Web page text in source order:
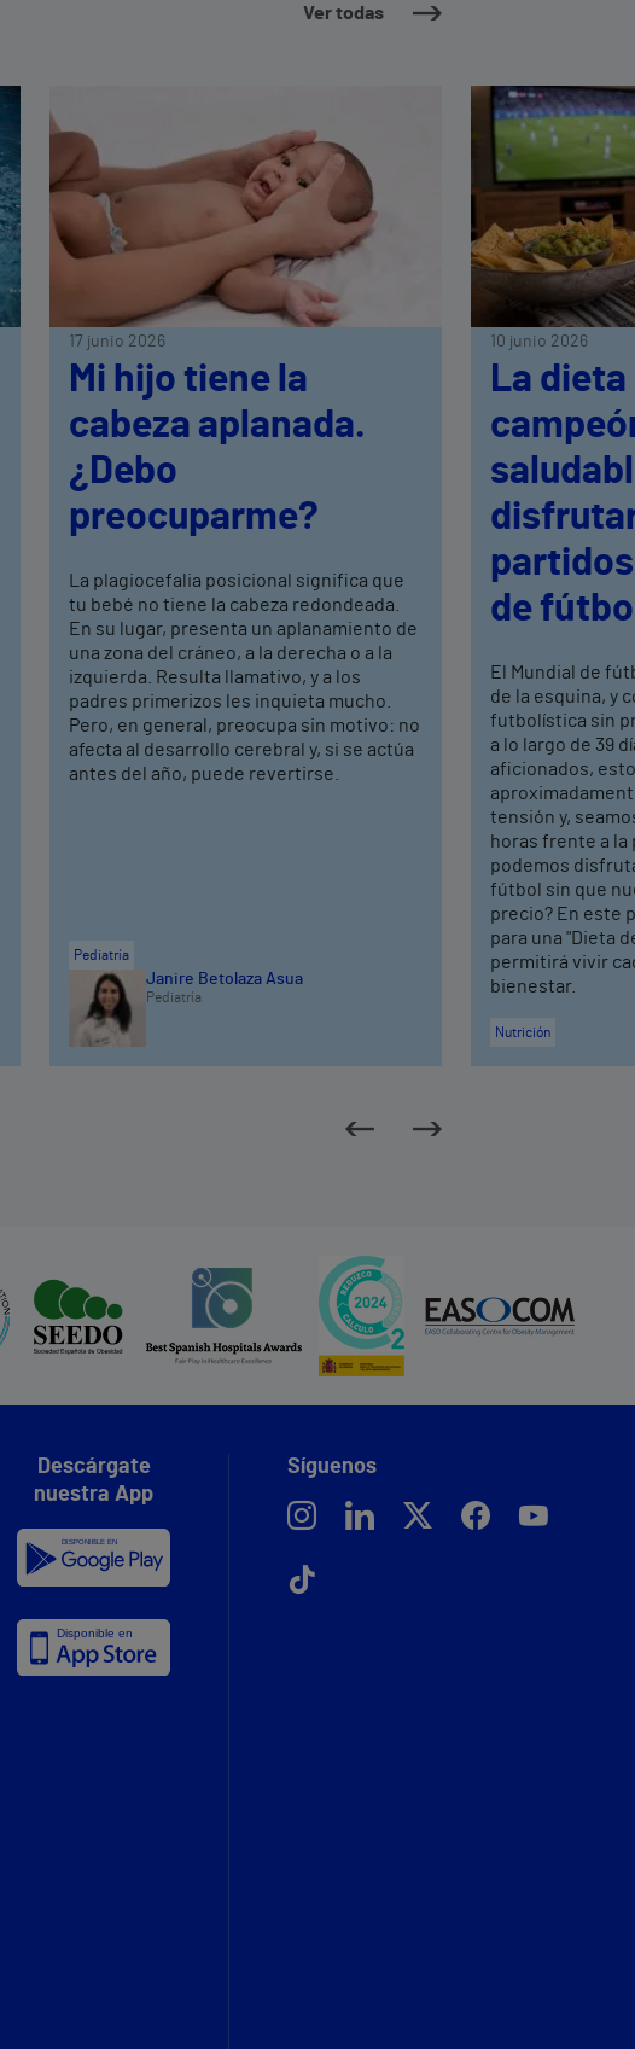
Ver todas
17 junio 2026
Mi hijo tiene la
cabeza aplanada.
¿Debo
preocuparme?
La plagiocefalia posicional significa que
tu bebé no tiene la cabeza redondeada.
En su lugar, presenta un aplanamiento de
una zona del cráneo, a la derecha o a la
izquierda. Resulta llamativo, y a los
padres primerizos les inquieta mucho.
Pero, en general, preocupa sin motivo: no
afecta al desarrollo cerebral y, si se actúa
antes del año, puede revertirse.
Pediatría
Janire Betolaza Asua
Pediatría
10 junio 2026
La dieta
de
El Mundial de
de la esquina, y
futbolística sin
a lo largo de 39
aficionados,
tensión y,
horas frente a la
podemos
fútbol sin que
precio? En este
para una "Dieta
permitirá vivir
bienestar.
Nutrición
Descárgate
nuestra App
Síguenos